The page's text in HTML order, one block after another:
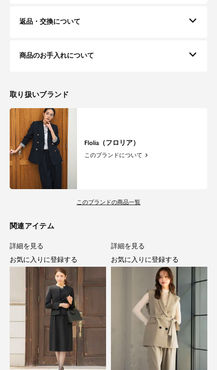
返品・交換について
商品のお手入れについて
取り扱いブランド
Flolia（フロリア）
このブランドについて
このブランドの商品一覧
関連アイテム
詳細を見る
お気に入りに登録する
詳細を見る
お気に入りに登録する